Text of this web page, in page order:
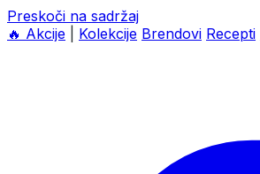
Preskoči na sadržaj
🔥 Akcije Kolekcije Brendovi Recepti